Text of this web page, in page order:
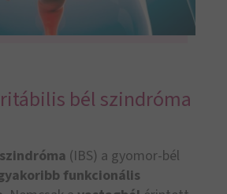
bél szindróma
(IBS) a gyomor-bél
funkcionális